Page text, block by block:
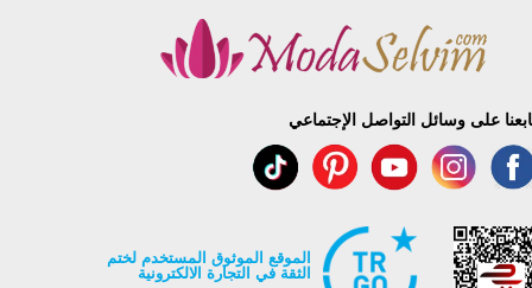
على وسائل التواصل الإجتماعي
الموقع الموثوق المستخدم لختم
الثقة في التجارة الالكترونية